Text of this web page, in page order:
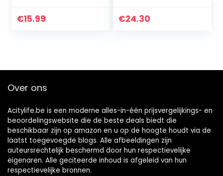
€15.99 €24.30
Over ons
Acitylife.be is een moderne alles-in-één prijsvergelijkings- en
beoordelingswebsite die de beste deals biedt die
beschikbaar zijn op amazon en u op de hoogte houdt via de
laatst toegevoegde blogs. Alle afbeeldingen zijn
auteursrechtelijk beschermd door hun respectievelijke
eigenaren. Alle geciteerde inhoud is afgeleid van hun
respectievelijke bronnen.